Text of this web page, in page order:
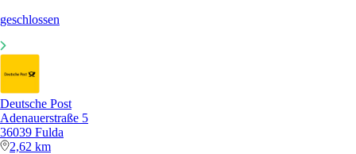
geschlossen
Deutsche Post
Adenauerstraße 5
36039 Fulda
2,62 km